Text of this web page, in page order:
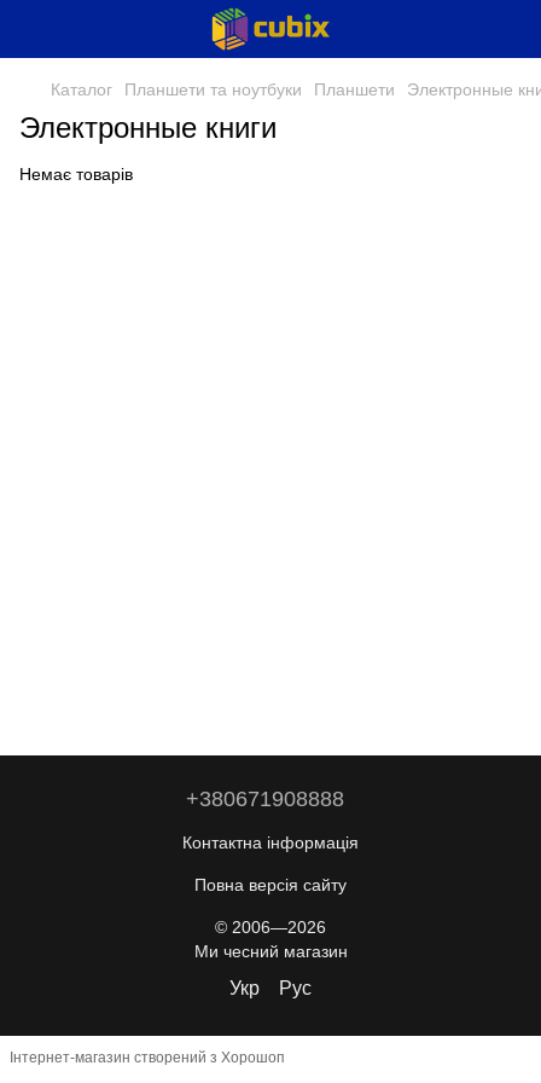
Каталог Планшети та ноутбуки Планшети Электронные
Электронные книги
Немає товарів
+380671908888
Контактна інформація
Повна версія сайту
© 2006—2026
Ми чесний магазин
Укр Рус
Інтернет-магазин створений з Хорошоп